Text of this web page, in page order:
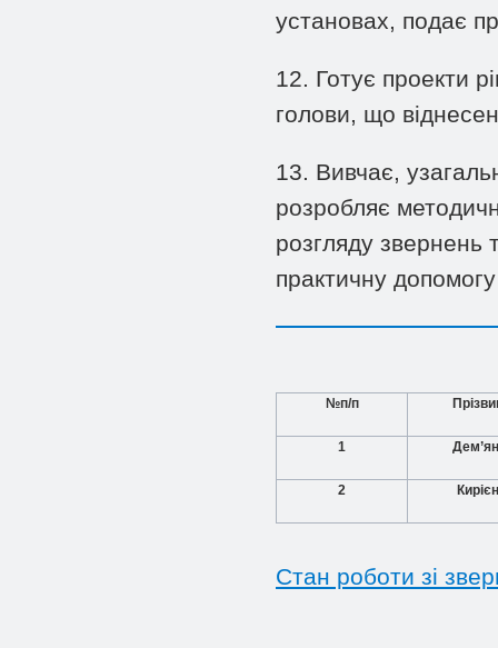
установах, подає
12. Готує проекти
голови, що
13. Вивчає,
розробляє
розгляду
практичну
№п/п
1
2
Стан роботи зі